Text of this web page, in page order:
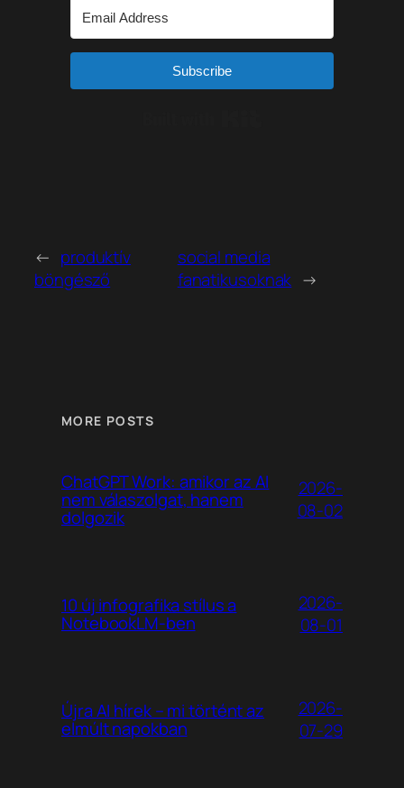
Subscribe
← produktív
böngésző
social media
fanatikusoknak →
MORE POSTS
ChatGPT Work: amikor az AI
nem válaszolgat, hanem
dolgozik
2026-
08-02
10 új infografika stílus a
NotebookLM-ben
2026-
08-01
Újra AI hírek – mi történt az
elmúlt napokban
2026-
07-29